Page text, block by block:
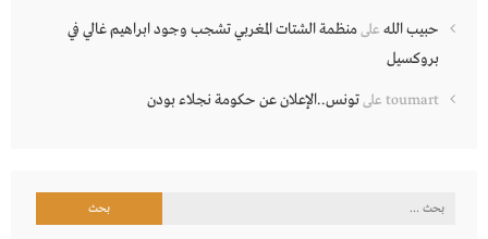
حبيب الله علىمنظمة الشتات المغربي تشجب وجود ابراهيم غالي في
بروكسيل
toumart علىتونس..الإعلان عن حكومة نجلاء بودن
البحث